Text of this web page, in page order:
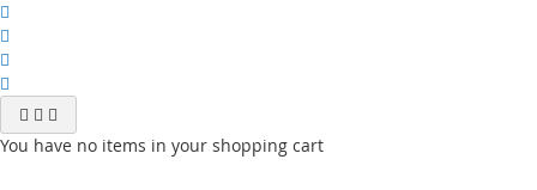
You have no items in your shopping cart